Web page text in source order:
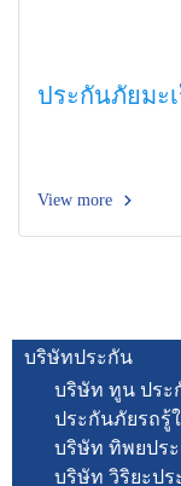
ประกันภัยมะเ
View more
บริษัทประกัน
บริษัท ทูน ประ
ประกันภัยรถรู้
บริษัท ทิพยปร
บริษัท วิริยะปร